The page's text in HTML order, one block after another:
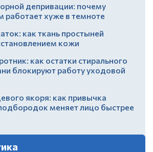
депривации: почему
работает хуже в темноте
как ткань простыней
кожи
как остатки стирального
блокируют работу уходовой
якоря: как привычка
меняет лицо быстрее